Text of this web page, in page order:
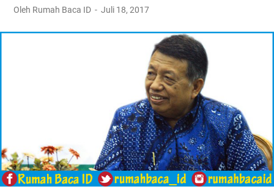
Oleh Rumah Baca ID Juli 18, 2017